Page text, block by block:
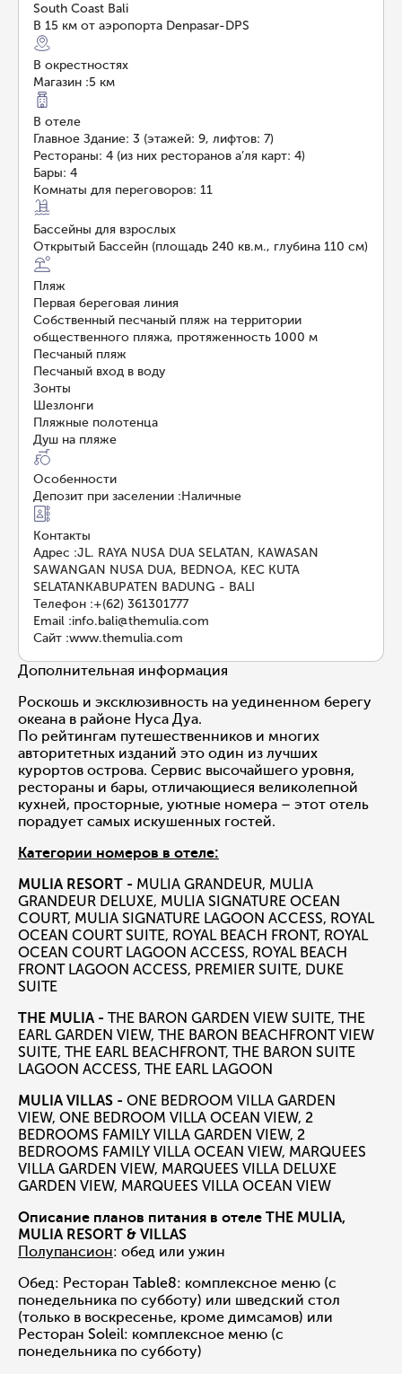
South Coast Bali
В 15 км от аэропорта Denpasar-DPS
В окрестностях
Магазин :5 км
В отеле
Главное Здание: 3 (этажей: 9, лифтов: 7)
Рестораны: 4 (из них ресторанов а’ля карт: 4)
Бары: 4
Комнаты для переговоров: 11
Бассейны для взрослых
Открытый Бассейн (площадь 240 кв.м., глубина 110 см)
Пляж
Первая береговая линия
Собственный песчаный пляж на территории
общественного пляжа, протяженность 1000 м
Песчаный пляж
Песчаный вход в воду
Зонты
Шезлонги
Пляжные полотенца
Душ на пляже
Особенности
Депозит при заселении :Наличные
Контакты
Адрес :JL. RAYA NUSA DUA SELATAN, KAWASAN
SAWANGAN NUSA DUA, BEDNOA, KEC KUTA
SELATANKABUPATEN BADUNG - BALI
Телефон :+(62) 361301777
Email :info.bali@themulia.com
Сайт :www.themulia.com
Дополнительная информация
Роскошь и эксклюзивность на уединенном берегу
океана в районе Нуса Дуа.
По рейтингам путешественников и многих
авторитетных изданий это один из лучших
курортов острова. Сервис высочайшего уровня,
рестораны и бары, отличающиеся великолепной
кухней, просторные, уютные номера – этот отель
порадует самых искушенных гостей.
Категории номеров в отеле:
MULIA RESORT - MULIA GRANDEUR, MULIA
GRANDEUR DELUXE, MULIA SIGNATURE OCEAN
COURT, MULIA SIGNATURE LAGOON ACCESS, ROYAL
OCEAN COURT SUITE, ROYAL BEACH FRONT, ROYAL
OCEAN COURT LAGOON ACCESS, ROYAL BEACH
FRONT LAGOON ACCESS, PREMIER SUITE, DUKE
SUITE
THE MULIA - THE BARON GARDEN VIEW SUITE, THE
EARL GARDEN VIEW, THE BARON BEACHFRONT VIEW
SUITE, THE EARL BEACHFRONT, THE BARON SUITE
LAGOON ACCESS, THE EARL LAGOON
MULIA VILLAS - ONE BEDROOM VILLA GARDEN
VIEW, ONE BEDROOM VILLA OCEAN VIEW, 2
BEDROOMS FAMILY VILLA GARDEN VIEW, 2
BEDROOMS FAMILY VILLA OCEAN VIEW, MARQUEES
VILLA GARDEN VIEW, MARQUEES VILLA DELUXE
GARDEN VIEW, MARQUEES VILLA OCEAN VIEW
Описание планов питания в отеле THE MULIA,
MULIA RESORT & VILLAS
Полупансион: обед или ужин
Обед: Ресторан Table8: комплексное меню (с
понедельника по субботу) или шведский стол
(только в воскресенье, кроме димсамов) или
Ресторан Soleil: комплексное меню (с
понедельника по субботу)